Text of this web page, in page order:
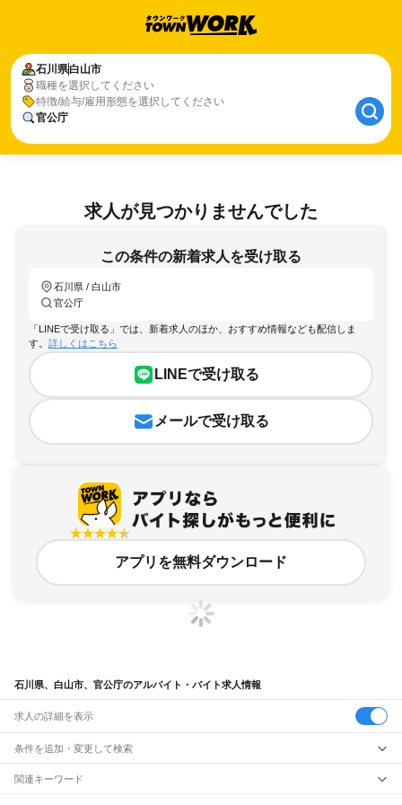
石川県白山市
職種を選択してください
特徴/給与/雇用形態を選択してください
官公庁
求人が見つかりませんでした
この条件の新着求人を受け取る
石川県 / 白山市
官公庁
「LINEで受け取る」では、新着求人のほか、おすすめ情報なども配信しま
す。 詳しくはこちら
LINEで受け取る
メールで受け取る
アプリを無料ダウンロード
石川県、白山市、官公庁のアルバイト・バイト求人情報
求人の詳細を表示
条件を追加・変更して検索
市区町村を追加・変更
関連キーワード